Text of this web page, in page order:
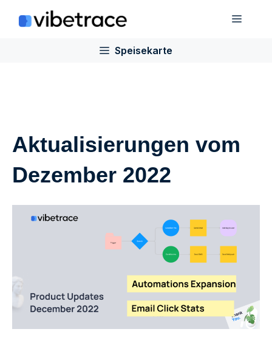
Inhalt
Speisekarte
Aktualisierungen vom
Dezember 2022